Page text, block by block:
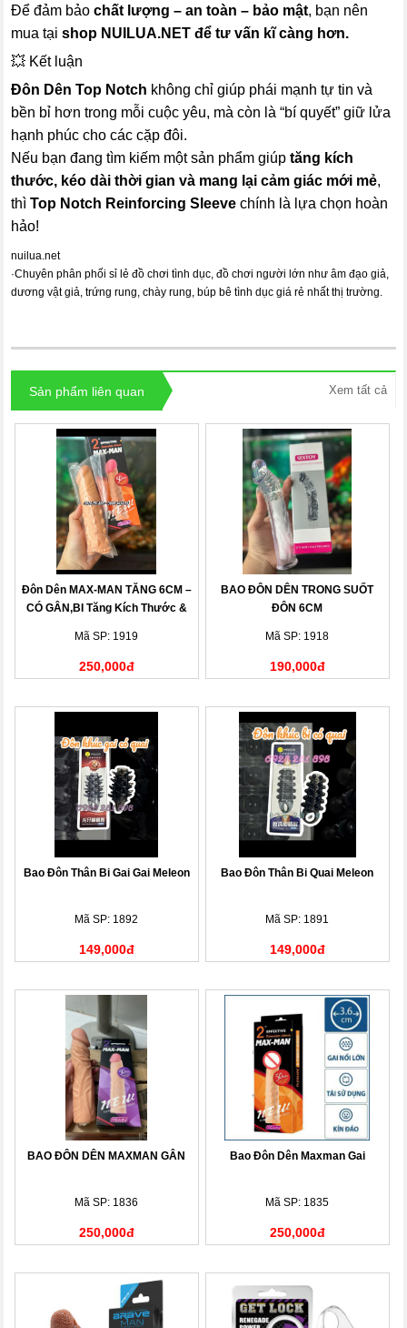
Để đảm bảochất lượng – an toàn – bảo mật, bạn nên
mua tạishop NUILUA.NET để tư vấn kĩ càng hơn.
💥 Kết luận
Đôn Dên Top Notch không chỉ giúp phái mạnh tự tin và
bền bỉ hơn trong mỗi cuộc yêu, mà còn là “bí quyết” giữ lửa
hạnh phúc cho các cặp đôi.
Nếu bạn đang tìm kiếm một sản phẩm giúptăng kích
thước, kéo dài thời gian và mang lại cảm giác mới mẻ,
thìTop Notch Reinforcing Sleeve chính là lựa chọn hoàn
hảo!
nuilua.net
·Chuyên phân phối sỉ lẻ đồ chơi tình dục, đồ chơi người lớn như âm đạo giả,
dương vật giả, trứng rung, chày rung, búp bê tình dục giá rẻ nhất thị trường.
Sản phẩm liên quan Xem tất cả
Đôn Dên MAX-MAN TĂNG 6CM –
CÓ GÂN,BI Tăng Kích Thước &
Quả
Mã SP: 1919
250,000đ
BAO ĐÔN DÊN TRONG SUỐT
ĐÔN 6CM
Mã SP: 1918
190,000đ
Bao Đôn Thân Bi Gai Gai Meleon
Mã SP: 1892
149,000đ
Bao Đôn Thân Bi Quai Meleon
Mã SP: 1891
149,000đ
BAO ĐÔN DÊN MAXMAN GÂN
Mã SP: 1836
250,000đ
Bao Đôn Dên Maxman Gai
Mã SP: 1835
250,000đ